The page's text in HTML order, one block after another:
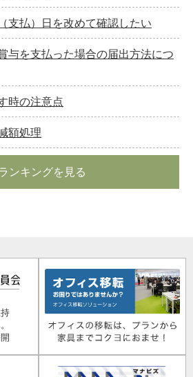
支払）日を改めて確認したい
与を支払った場合の届出方法につ
時の注意点
額処理
ンキングを見る